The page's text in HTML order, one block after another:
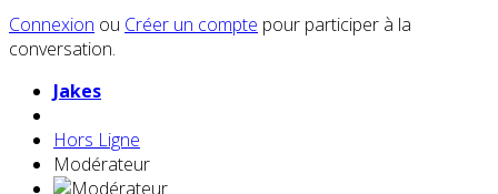
Connexion ou Créer un compte pour participer à la
conversation.
Jakes
Hors Ligne
Modérateur